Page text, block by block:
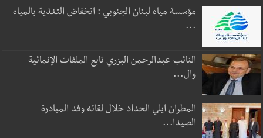
مؤسسة مياه لبنان الجنوبي : انخفاض التغذية بالمياه
...
النائب عبدالرحمن البزري تابع الملفات الإنمائية
وال...
المطران ايلي الحداد خلال لقائه وفد المبادرة
الصيدا...